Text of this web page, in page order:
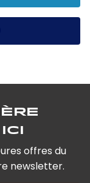
offres du
newsletter.